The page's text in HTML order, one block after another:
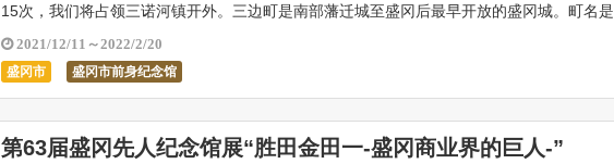
15次，我们将占领三诺河镇开外。三边町是南部藩迁城至盛冈后最早开放的盛冈城。町名是
2021/12/11～2022/2/20
盛冈市 盛冈市前身纪念馆
第63届盛冈先人纪念馆展“胜田金田一-盛冈商业界的巨人-”